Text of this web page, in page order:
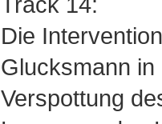
Die
Glucksmann
Verspottung